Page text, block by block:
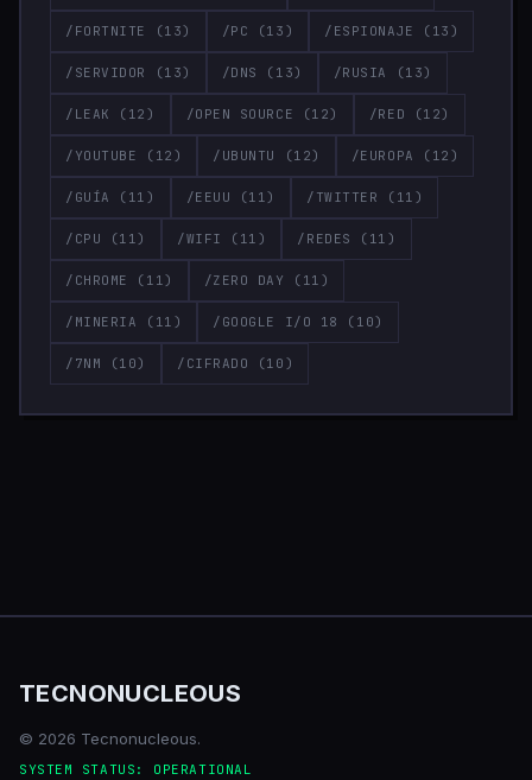
/FORTNITE (13) /PC (13) /ESPIONAJE (13)
/SERVIDOR (13) /DNS (13) /RUSIA (13)
/LEAK (12) /OPEN SOURCE (12) /RED (12)
/YOUTUBE (12) /UBUNTU (12) /EUROPA (12)
/GUÍA (11) /EEUU (11) /TWITTER (11)
/CPU (11) /WIFI (11) /REDES (11)
/CHROME (11) /ZERO DAY (11)
/MINERIA (11) /GOOGLE I/O 18 (10)
/7NM (10) /CIFRADO (10)
TECNONUCLEOUS
© 2026 Tecnonucleous.
SYSTEM STATUS: OPERATIONAL